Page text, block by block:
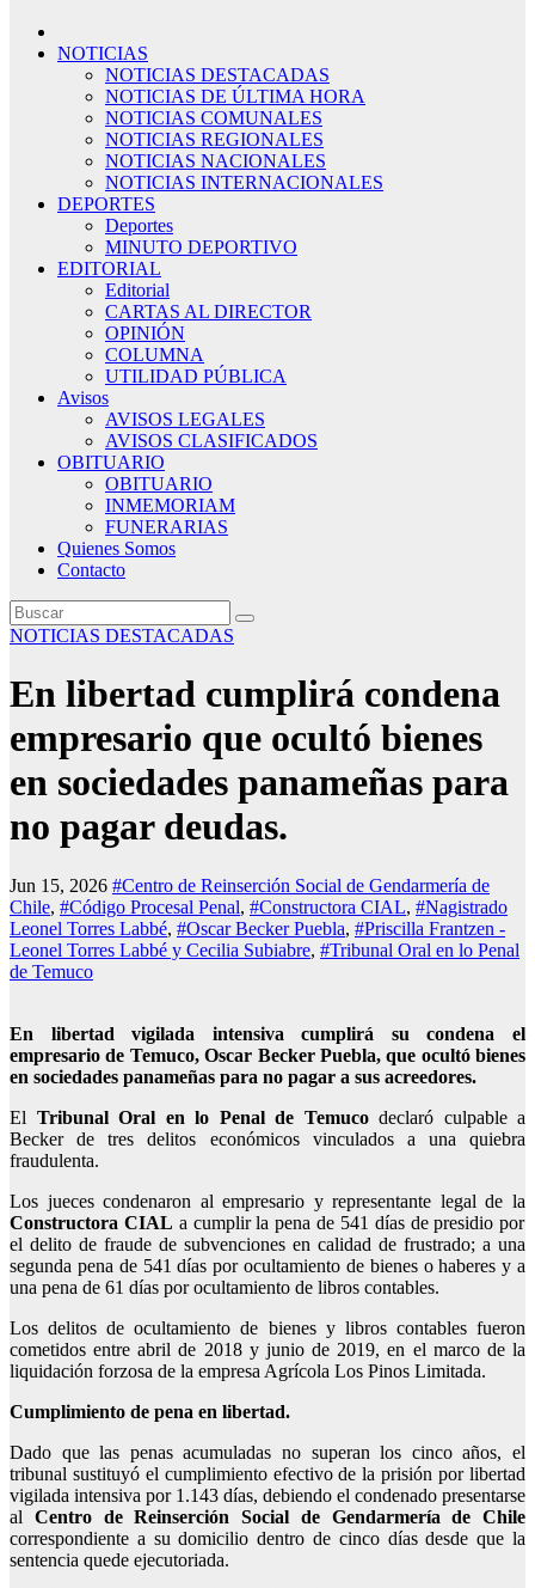
NOTICIAS
NOTICIAS DESTACADAS
NOTICIAS DE ÚLTIMA HORA
NOTICIAS COMUNALES
NOTICIAS REGIONALES
NOTICIAS NACIONALES
NOTICIAS INTERNACIONALES
DEPORTES
Deportes
MINUTO DEPORTIVO
EDITORIAL
Editorial
CARTAS AL DIRECTOR
OPINIÓN
COLUMNA
UTILIDAD PÚBLICA
Avisos
AVISOS LEGALES
AVISOS CLASIFICADOS
OBITUARIO
OBITUARIO
INMEMORIAM
FUNERARIAS
Quienes Somos
Contacto
NOTICIAS DESTACADAS
En libertad cumplirá condena
empresario que ocultó bienes
en sociedades panameñas para
no pagar deudas.
Jun 15, 2026 #Centro de Reinserción Social de Gendarmería de
Chile, #Código Procesal Penal, #Constructora CIAL, #Nagistrado
Leonel Torres Labbé, #Oscar Becker Puebla, #Priscilla Frantzen -
Leonel Torres Labbé y Cecilia Subiabre, #Tribunal Oral en lo Penal
de Temuco
En libertad vigilada intensiva cumplirá su condena el
empresario de Temuco, Oscar Becker Puebla, que ocultó bienes
en sociedades panameñas para no pagar a sus acreedores.
El Tribunal Oral en lo Penal de Temucodeclaró culpable a
Becker de tres delitos económicos vinculados a una quiebra
fraudulenta.
Los jueces condenaron al empresario y representante legal de la
Constructora CIAL a cumplir la pena de 541 días de presidio por
el delito de fraude de subvenciones en calidad de frustrado; a una
segunda pena de 541 días por ocultamiento de bienes o haberes y a
una pena de 61 días por ocultamiento de libros contables.
Los delitos de ocultamiento de bienes y libros contables fueron
cometidos entre abril de 2018 y junio de 2019, en el marco de la
liquidación forzosa de la empresa Agrícola Los Pinos Limitada.
Cumplimiento de pena en libertad.
Dado que las penas acumuladas no superan los cinco años, el
tribunal sustituyó el cumplimiento efectivo de la prisión por libertad
vigilada intensiva por 1.143 días, debiendo el condenado presentarse
al Centro de Reinserción Social de Gendarmería de Chile
correspondiente a su domicilio dentro de cinco días desde que la
sentencia quede ejecutoriada.